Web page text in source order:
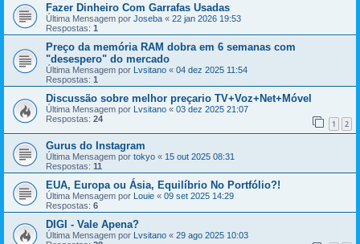
Fazer Dinheiro Com Garrafas Usadas
Última Mensagem por Joseba « 22 jan 2026 19:53
Respostas: 1
Preço da memória RAM dobra em 6 semanas com
"desespero" do mercado
Última Mensagem por Lvsitano « 04 dez 2025 11:54
Respostas: 1
Discussão sobre melhor preçario TV+Voz+Net+Móvel
Última Mensagem por Lvsitano « 03 dez 2025 21:07
Respostas: 24 1 2
Gurus do Instagram
Última Mensagem por tokyo « 15 out 2025 08:31
Respostas: 11
EUA, Europa ou Ásia, Equilíbrio No Portfólio?!
Última Mensagem por Louie « 09 set 2025 14:29
Respostas: 6
DIGI - Vale Apena?
Última Mensagem por Lvsitano « 29 ago 2025 10:03